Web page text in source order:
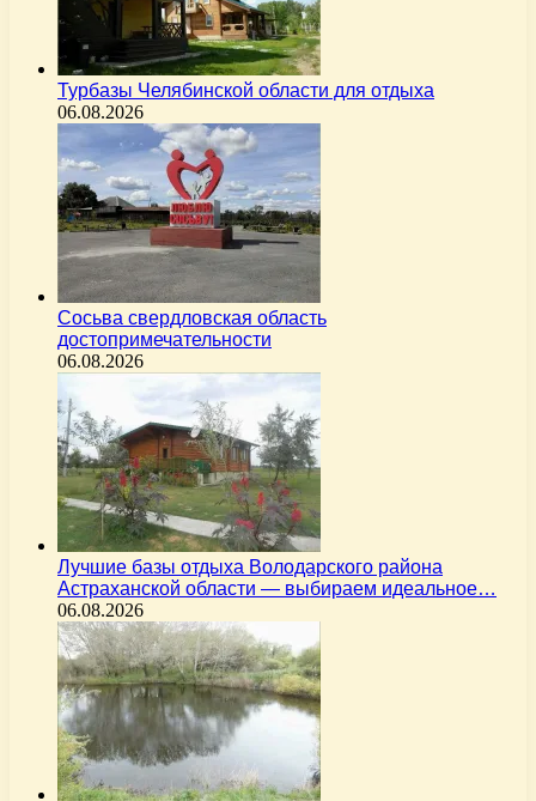
Турбазы Челябинской области для отдыха
06.08.2026
Сосьва свердловская область
достопримечательности
06.08.2026
Лучшие базы отдыха Володарского района
Астраханской области — выбираем идеальное…
06.08.2026